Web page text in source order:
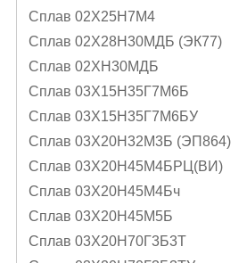
Сплав 02Х25Н7М4
Сплав 02Х28Н30МДБ (ЭК77)
Сплав 02ХН30МДБ
Сплав 03Х15Н35Г7М6Б
Сплав 03Х15Н35Г7М6БУ
Сплав 03Х20Н32М3Б (ЭП864)
Сплав 03Х20Н45М4БРЦ(ВИ)
Сплав 03Х20Н45М4Бч
Сплав 03Х20Н45М5Б
Сплав 03Х20Н70Г3Б3Т